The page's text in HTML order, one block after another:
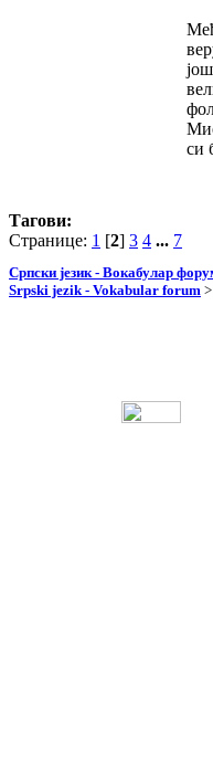
си
Тагови:
Странице: 1 [2] 3 4 ... 7
Српски језик - Вокабулар
Srpski jezik - Vokabular forum >